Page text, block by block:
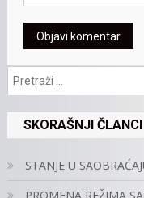
SKORAŠNJI ČLANCI
STANJE U